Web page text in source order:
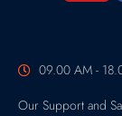
09.00 AM -
Our Support and